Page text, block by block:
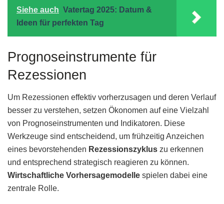
Siehe auch Vatertag 2025: Datum &
Ideen für perfekten Tag
Prognoseinstrumente für
Rezessionen
Um Rezessionen effektiv vorherzusagen und deren Verlauf
besser zu verstehen, setzen Ökonomen auf eine Vielzahl
von Prognoseinstrumenten und Indikatoren. Diese
Werkzeuge sind entscheidend, um frühzeitig Anzeichen
eines bevorstehenden Rezessionszyklus zu erkennen
und entsprechend strategisch reagieren zu können.
Wirtschaftliche Vorhersagemodelle spielen dabei eine
zentrale Rolle.